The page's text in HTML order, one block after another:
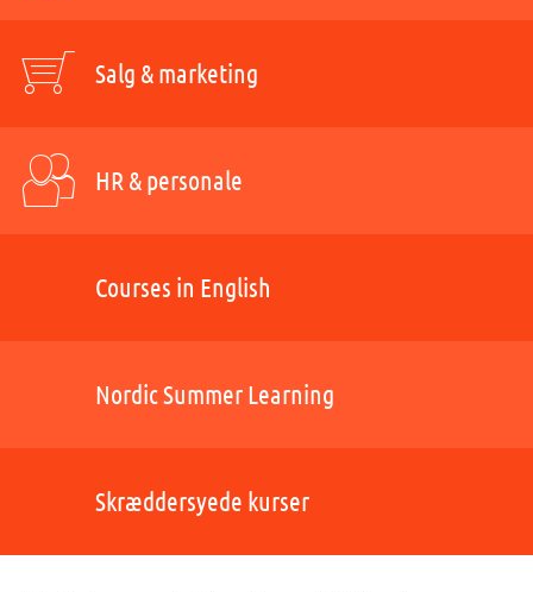
Salg & marketing
HR & personale
Courses in English
Nordic Summer Learning
Skræddersyede kurser